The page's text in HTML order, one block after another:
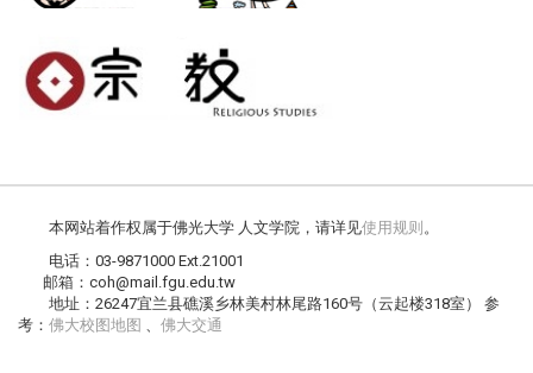
本网站着作权属于佛光大学 人文学院，请详见使用规则 。
电话：03-9871000 Ext.21001
邮箱：coh@mail.fgu.edu.tw
地址：26247宜兰县礁溪乡林美村林尾路160号（云起楼318室） 参
考： 佛大校图地图 、 佛大交通